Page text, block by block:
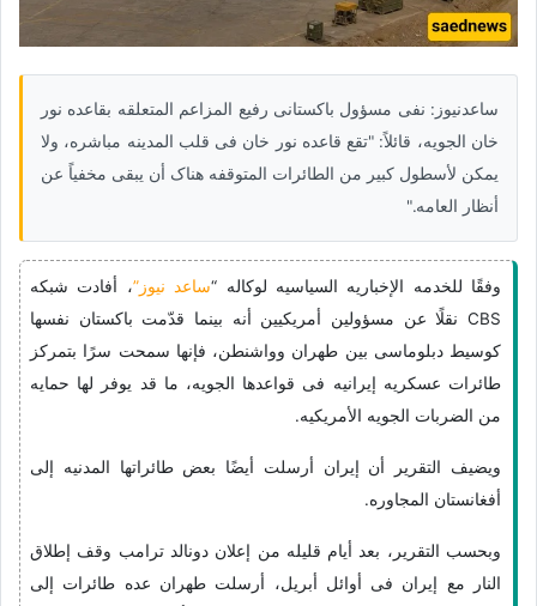
ساعدنیوز: نفى مسؤول باکستانی رفیع المزاعم المتعلقه بقاعده نور
خان الجویه، قائلاً: "تقع قاعده نور خان فی قلب المدینه مباشره، ولا
یمکن لأسطول کبیر من الطائرات المتوقفه هناک أن یبقى مخفیاً عن
أنظار العامه."
وفقًا للخدمه الإخباریه السیاسیه لوکاله “ساعد نیوز”، أفادت شبکه
CBS نقلًا عن مسؤولین أمریکیین أنه بینما قدّمت باکستان نفسها
کوسیط دبلوماسی بین طهران وواشنطن، فإنها سمحت سرًا بتمرکز
طائرات عسکریه إیرانیه فی قواعدها الجویه، ما قد یوفر لها حمایه
من الضربات الجویه الأمریکیه.
ویضیف التقریر أن إیران أرسلت أیضًا بعض طائراتها المدنیه إلى
أفغانستان المجاوره.
وبحسب التقریر، بعد أیام قلیله من إعلان دونالد ترامب وقف إطلاق
النار مع إیران فی أوائل أبریل، أرسلت طهران عده طائرات إلى